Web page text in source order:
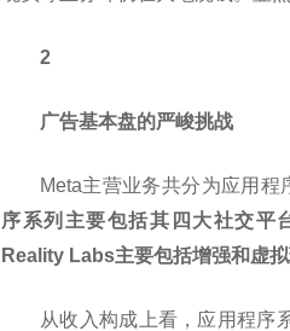
2
广告基本盘的严峻挑战
Meta主营业务共分为应用
序系列主要包括其四大社交平
Reality Labs主要包括增强和虚
从收入构成上看，应用程序